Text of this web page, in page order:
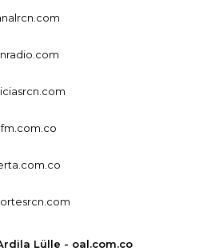
Lülle - oal.com.co